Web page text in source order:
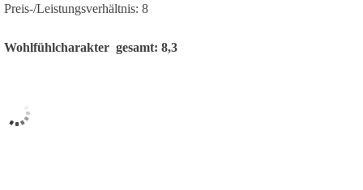
Preis-/Leistungsverhältnis: 8
Wohlfühlcharakter gesamt: 8,3